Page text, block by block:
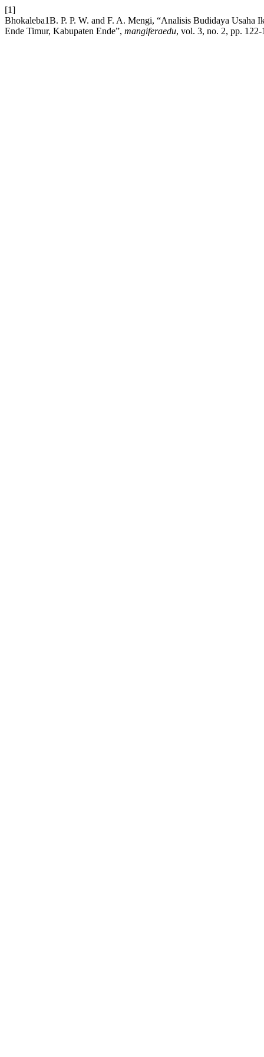
[1]
Bhokaleba1B. P. P. W. and F. A. Mengi, “Analisis Budidaya Usaha
Ende Timur, Kabupaten Ende”, mangiferaedu, vol. 3, no. 2, pp.